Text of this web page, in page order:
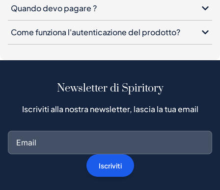
Quando devo pagare ?
Come funziona l'autenticazione del prodotto?
Newsletter di Spiritory
Iscriviti alla nostra newsletter, lascia la tua email
Iscriviti